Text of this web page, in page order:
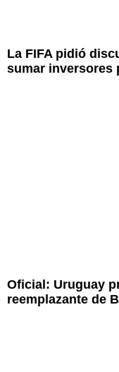
La FIFA pidió
sumar inversores
Oficial: Uruguay
reemplazante de